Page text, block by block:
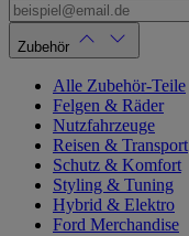
Zubehör
Alle Zubehör-Teile
Felgen & Räder
Nutzfahrzeuge
Reisen & Transport
Schutz & Komfort
Styling & Tuning
Hybrid & Elektro
Ford Merchandise